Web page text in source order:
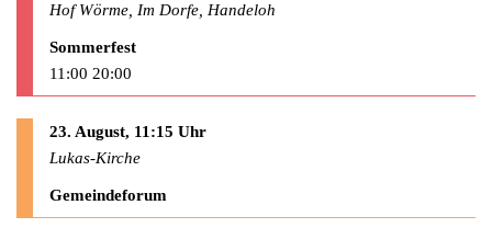
Hof Wörme, Im Dorfe, Handeloh
Sommerfest
11:00 20:00
23. August, 11:15 Uhr
Lukas-Kirche
Gemeindeforum